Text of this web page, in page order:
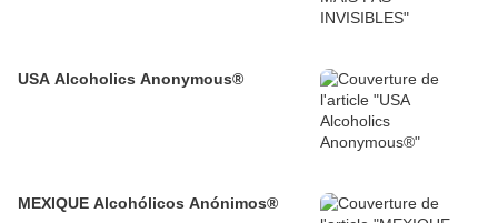
USA Alcoholics Anonymous®
MEXIQUE Alcohólicos Anónimos®